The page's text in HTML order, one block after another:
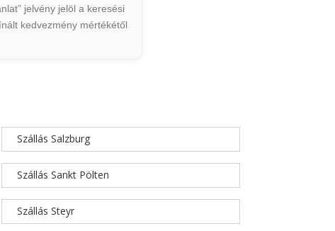
jelvény jelöl a keresési
kedvezmény mértékétől
Szállás Salzburg
Szállás Sankt Pölten
Szállás Steyr